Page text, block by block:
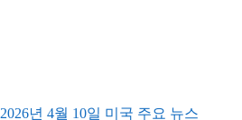
2026년 4월 10일 미국 주요 뉴스